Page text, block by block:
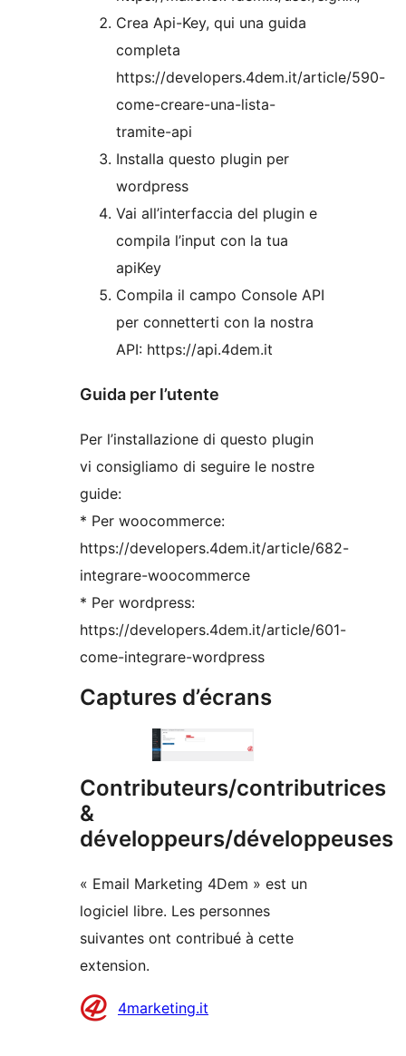
Crea Api-Key, qui una guida
completa
https://developers.4dem.it/article/590-
come-creare-una-lista-
tramite-api
Installa questo plugin per
wordpress
Vai all’interfaccia del plugin e
compila l’input con la tua
apiKey
Compila il campo Console API
per connetterti con la nostra
API: https://api.4dem.it
Guida per l’utente
Per l’installazione di questo plugin
vi consigliamo di seguire le nostre
guide:
* Per woocommerce:
https://developers.4dem.it/article/682-
integrare-woocommerce
* Per wordpress:
https://developers.4dem.it/article/601-
come-integrare-wordpress
Captures d’écrans
Contributeurs/contributrices
&
développeurs/développeuses
« Email Marketing 4Dem » est un
logiciel libre. Les personnes
suivantes ont contribué à cette
extension.
Contributeurs
4marketing.it